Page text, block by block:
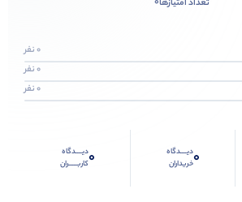
تعداد امتیازها
0 نفر
0 نفر
0 نفر
0دیــــدگاه
خریداران
0دیــــدگاه
کاربـــــران